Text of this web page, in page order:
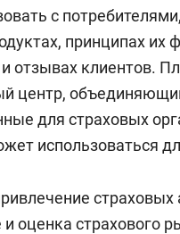
с
принципах их
отзывах клиентов.
центр,
для страховых
использоваться
страховых
и оценка страхового